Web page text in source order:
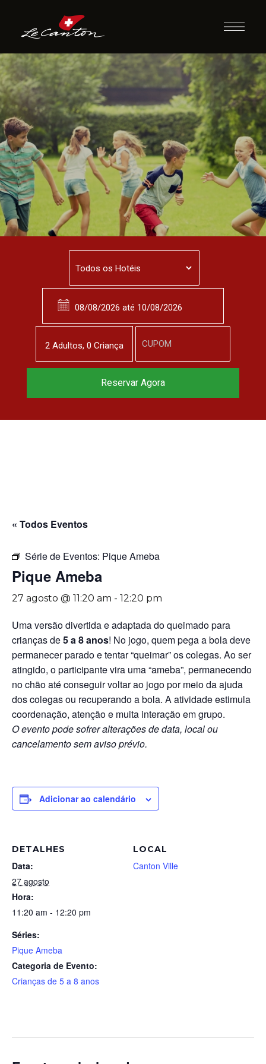
Pique Ameba
« Todos Eventos
Série de Eventos: Pique Ameba
Pique Ameba
27 agosto @ 11:20 am - 12:20 pm
Uma versão divertida e adaptada do queimado para
crianças de5 a 8 anos! No jogo, quem pega a bola deve
permanecer parado e tentar “queimar” os colegas. Ao ser
atingido, o participante vira uma “ameba”, permanecendo
no chão até conseguir voltar ao jogo por meio da ajuda
dos colegas ou recuperando a bola. A atividade estimula
coordenação, atenção e muita interação em grupo.
O evento pode sofrer alterações de data, local ou
cancelamento sem aviso prévio.
Adicionar ao calendário
DETALHES
Data:
27 agosto
Hora:
11:20 am - 12:20 pm
Séries:
Pique Ameba
Categoria de Evento:
Crianças de 5 a 8 anos
LOCAL
Canton Ville
2 Adultos, 0 Criança
Reservar Agora